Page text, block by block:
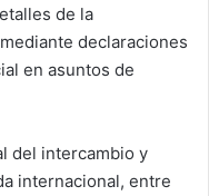
de la
declaraciones
en asuntos de
del intercambio y
internacional, entre